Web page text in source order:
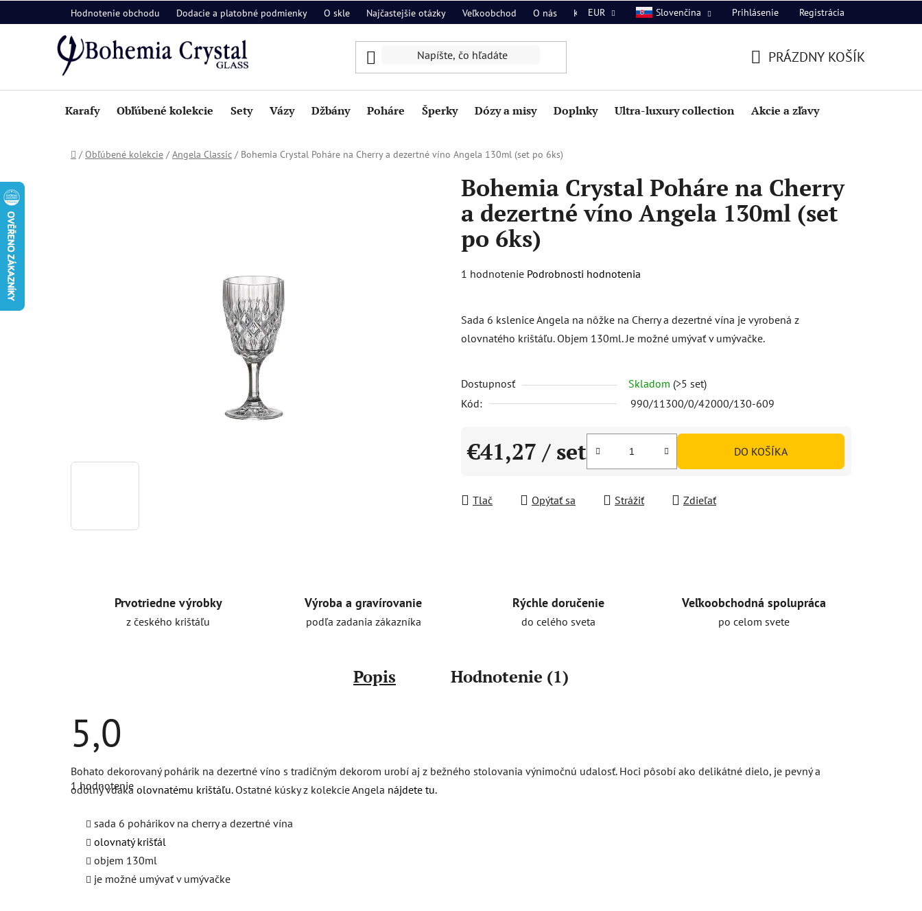
na
Hodnotenie obchodu Dodacie a platobné podmienky O skle Najčastejšie otázky Veľkoobchod O nás Kontakt
EUR Slovenčina Prihlásenie Registrácia
KOŠÍK
PRÁZDNY KOŠÍK
Karafy Obľúbené kolekcie Sety Vázy Džbány Poháre Šperky Dózy a misy Doplnky Ultra-luxury collection Akcie a zľavy
Domov
/ Obľúbené kolekcie / Angela Classic / Bohemia Crystal Poháre na Cherry a dezertné víno Angela 130ml (set po 6ks)
Bohemia Crystal Poháre na Cherry
a dezertné víno Angela 130ml (set
po 6ks)
Priemerné
je
5,0
5
hviezdičiek.
1 hodnotenie Podrobnosti hodnotenia
Sada 6 kslenice Angela na nôžke na Cherry a dezertné vína je vyrobená z
olovnatého krištáľu. Objem 130ml. Je možné umývať v umývačke.
Dostupnosť Skladom (>5 set)
Kód:
990/11300/0/42000/130-609
€41,27 / set DO KOŠÍKA
Tlač Opýtať sa Strážiť Zdieľať
Prvotriedne výrobky
z českého krištáľu
Výroba a gravírovanie
podľa zadania zákazníka
Rýchle doručenie
do celého sveta
Veľkoobchodná spolupráca
po celom svete
Popis Hodnotenie (1)
5,0
Priemerné
hodnotenie
produktu
je
hviezdičiek.
1 hodnotenie
Bohato dekorovaný pohárik na dezertné víno s tradičným dekorom urobí aj z bežného stolovania výnimočnú udalosť. Hoci pôsobí ako delikátné dielo, je pevný a
odolný vďaka olovnatému krištáľu.Ostatné kúsky z kolekcie Angela nájdete tu.
sada 6 pohárikov na cherry a dezertné vína
olovnatý krišťál
objem 130ml
je možné umývať v umývačke